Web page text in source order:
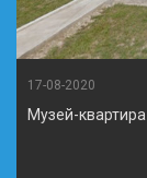
17-08-2020
Музей-